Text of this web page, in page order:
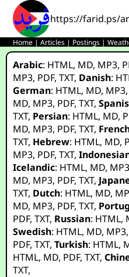
https://farid.ps/
Home |Articles | Postings |
Arabic: HTML, MD, MP3,
MP3, PDF,TXT, Danish:
German: HTML, MD, MP3,
MD, MP3, PDF,TXT,
TXT, Persian: HTML, MD,
MD, MP3, PDF,TXT,
TXT, Hebrew: HTML, MD,
MP3, PDF,TXT,
Icelandic: HTML, MD, MP3
MD, MP3, PDF,TXT,
TXT, Dutch: HTML, MD,
MD, MP3, PDF,TXT,
PDF,TXT, Russian: HTML,
Swedish: HTML, MD, MP3,
PDF,TXT,Turkish: HTML,
HTML, MD, PDF,TXT,
TXT,